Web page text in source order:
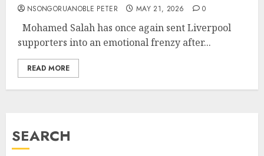
NSONGORUANOBLE PETER MAY 21, 2026 0
Mohamed Salah has once again sent Liverpool
supporters into an emotional frenzy after...
READ MORE
SEARCH